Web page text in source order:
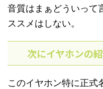
音質はまぁどういって
ススメはしない。
次にイヤホンの
このイヤホン特に正式